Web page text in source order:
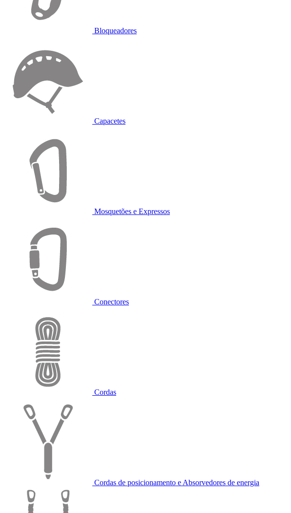
Bloqueadores
Capacetes
Mosquetões e Expressos
Conectores
Cordas
Cordas de posicionamento e Absorvedores de energia